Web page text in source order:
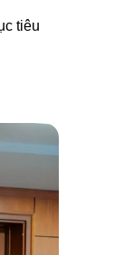
tiêu